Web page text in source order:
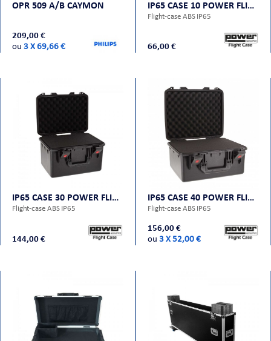
OPR 509 A/B CAYMON
209,00 €
ou 3 X 69,66 €
IP65 CASE 10 POWER FLIGHT CASES
Flight-case ABS IP65
66,00 €
IP65 CASE 30 POWER FLIGHT CASES
Flight-case ABS IP65
144,00 €
IP65 CASE 40 POWER FLIGHT CASES
Flight-case ABS IP65
156,00 €
ou 3 X 52,00 €